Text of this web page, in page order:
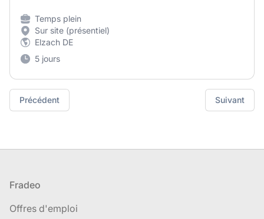
Temps plein
Sur site (présentiel)
Elzach DE
5 jours
Précédent Suivant
Pied de page
Fradeo
Offres d'emploi